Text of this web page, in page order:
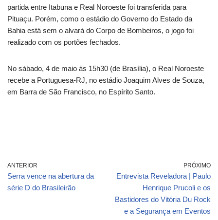
partida entre Itabuna e Real Noroeste foi transferida para
Pituaçu. Porém, como o estádio do Governo do Estado da
Bahia está sem o alvará do Corpo de Bombeiros, o jogo foi
realizado com os portões fechados.
No sábado, 4 de maio às 15h30 (de Brasília), o Real Noroeste
recebe a Portuguesa-RJ, no estádio Joaquim Alves de Souza,
em Barra de São Francisco, no Espírito Santo.
ANTERIOR
Serra vence na abertura da
série D do Brasileirão
PRÓXIMO
Entrevista Reveladora | Paulo
Henrique Prucoli e os
Bastidores do Vitória Du Rock
e a Segurança em Eventos